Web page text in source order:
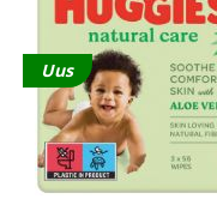
Uus